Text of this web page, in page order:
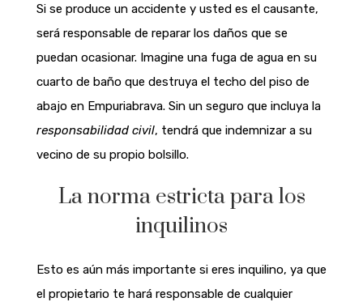
Si se produce un accidente y usted es el causante,
será responsable de reparar los daños que se
puedan ocasionar. Imagine una fuga de agua en su
cuarto de baño que destruya el techo del piso de
abajo en Empuriabrava. Sin un seguro que incluya la
responsabilidad civil, tendrá que indemnizar a su
vecino de su propio bolsillo.
La norma estricta para los
inquilinos
Esto es aún más importante si eres inquilino, ya que
el propietario te hará responsable de cualquier